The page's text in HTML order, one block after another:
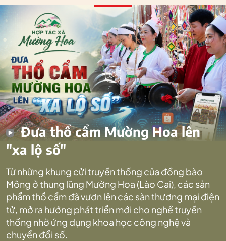
Đưa thổ cẩm Mường Hoa lên
"xa lộ số"
Từ những khung cửi truyền thống của đồng bào
Mông ở thung lũng Mường Hoa (Lào Cai), các sản
phẩm thổ cẩm đã vươn lên các sàn thương mại điện
tử, mở ra hướng phát triển mới cho nghề truyền
thống nhờ ứng dụng khoa học công nghệ và
chuyển đổi số.